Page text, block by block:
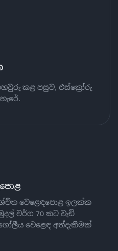
කළ පසුව, එස්ක්‍රෝරු
වෙළෙඳපොළ ඉලක්ක
වර්ග 70 කට වැඩි
වෙළෙඳ අත්දැකීමක්